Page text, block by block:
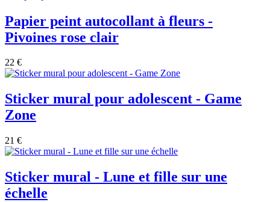
Papier peint autocollant à fleurs -
Pivoines rose clair
22 €
Sticker mural pour adolescent - Game
Zone
21 €
Sticker mural - Lune et fille sur une
échelle